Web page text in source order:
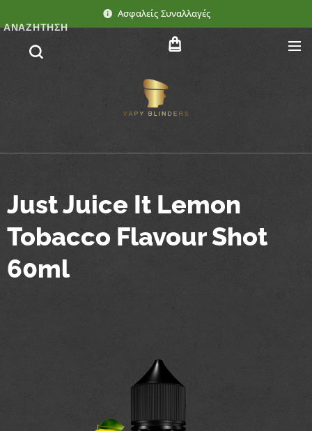
Ασφαλείς Συναλλαγές
ΑΝΑΖΉΤΗΣΗ
Just Juice It Lemon
Tobacco Flavour Shot
60ml